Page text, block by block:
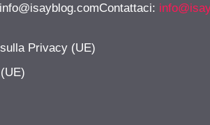
info@isayblog.comContattaci:
Privacy (UE)